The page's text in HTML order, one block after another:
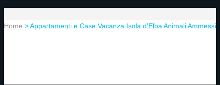
Home > Appartamenti e Case Vacanza Isola d’Elba Animali Ammessi